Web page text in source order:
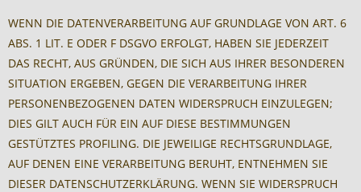
WENN DIE DATENVERARBEITUNG AUF GRUNDLAGE VON ART. 6
ABS. 1 LIT. E ODER F DSGVO ERFOLGT, HABEN SIE JEDERZEIT
DAS RECHT, AUS GRÜNDEN, DIE SICH AUS IHRER BESONDEREN
SITUATION ERGEBEN, GEGEN DIE VERARBEITUNG IHRER
PERSONENBEZOGENEN DATEN WIDERSPRUCH EINZULEGEN;
DIES GILT AUCH FÜR EIN AUF DIESE BESTIMMUNGEN
GESTÜTZTES PROFILING. DIE JEWEILIGE RECHTSGRUNDLAGE,
AUF DENEN EINE VERARBEITUNG BERUHT, ENTNEHMEN SIE
DIESER DATENSCHUTZERKLÄRUNG. WENN SIE WIDERSPRUCH